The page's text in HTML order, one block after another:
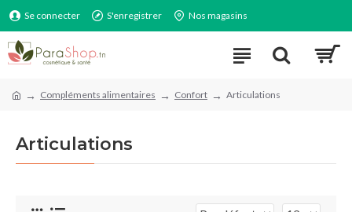
Se connecter S'enregistrer Nos magasins
Compléments alimentaires Confort Articulations
Articulations